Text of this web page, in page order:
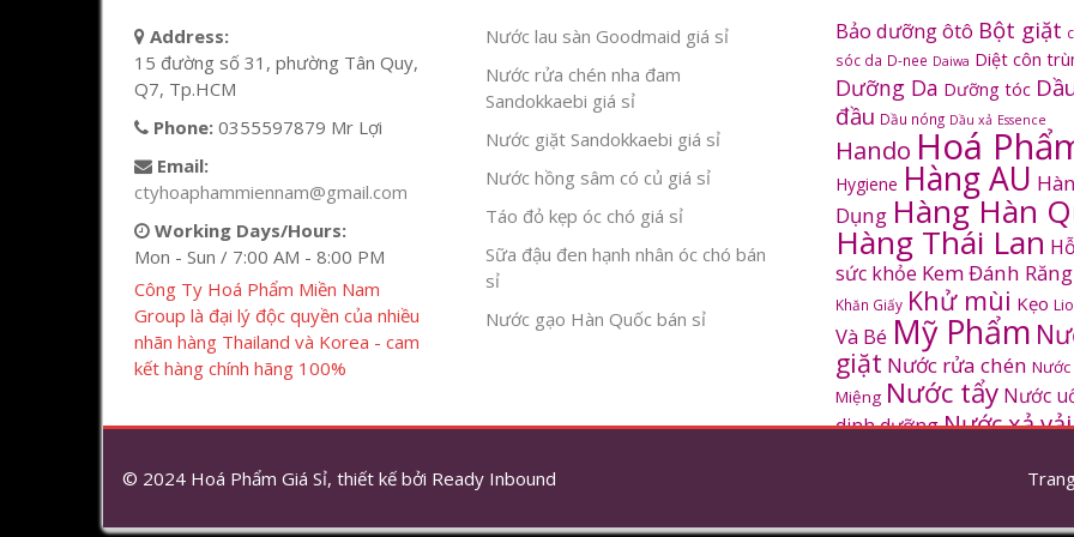
Address:
15 đường số 31, phường Tân Quy,
Q7, Tp.HCM
Phone: 0355597879 Mr Lợi
Email:
ctyhoaphammiennam@gmail.com
Working Days/Hours:
Mon - Sun / 7:00 AM - 8:00 PM
Công Ty Hoá Phẩm Miền Nam
Group là đại lý độc quyền của nhiều
nhãn hàng Thailand và Korea - cam
kết hàng chính hãng 100%
Nước lau sàn Goodmaid giá sỉ
Nước rửa chén nha đam
Sandokkaebi giá sỉ
Nước giặt Sandokkaebi giá sỉ
Nước hồng sâm có củ giá sỉ
Táo đỏ kẹp óc chó giá sỉ
Sữa đậu đen hạnh nhân óc chó bán
sỉ
Nước gạo Hàn Quốc bán sỉ
Bảo dưỡng ôtô Bột giặt
sóc da D-nee Daiwa Diệt côn
Dưỡng Da Dưỡng tóc
đầu Dầu nóng Dầu xả Essence
Hando Hoá
Hygiene Hàng AU
Dụng Hàng Hàn
Hàng Thái Lan
sức khỏe Kem Đánh Răng
Khăn Giấy Khử mùi Kẹo
Và Bé Mỹ Phẩm
giặt Nước rửa chén Nước
Miệng Nước tẩy Nước
dinh dưỡngNước xả vải
Sâm Hàn Quốc
© 2024 Hoá Phẩm Giá Sỉ, thiết kế bởi Ready Inbound